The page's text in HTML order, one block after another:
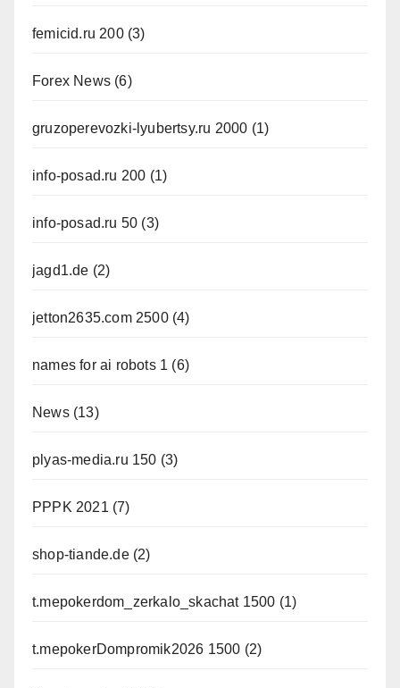
femicid.ru 200(3)
Forex News (6)
gruzoperevozki-lyubertsy.ru 2000 (1)
info-posad.ru 200 (1)
info-posad.ru 50 (3)
jagd1.de (2)
jetton2635.com 2500(4)
names for ai robots 1 (6)
News(13)
plyas-media.ru 150 (3)
PPPK 2021 (7)
shop-tiande.de(2)
t.mepokerdom_zerkalo_skachat 1500 (1)
t.mepokerDompromik2026 1500 (2)